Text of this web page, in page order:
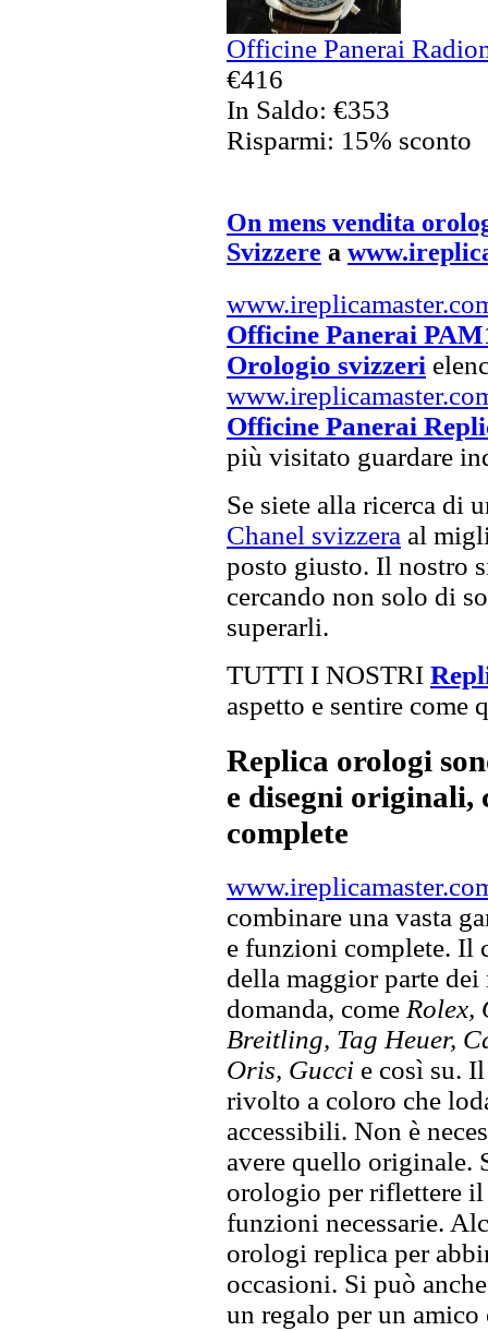
Officine Panerai
€416
In Saldo: €353
Risparmi: 15% sconto
On mens vendita
Svizzere a
Officine Panerai
Orologio svizzeri
Officine Panerai
più visitato guardare
Se siete alla ricerca di
Chanel svizzera al
posto giusto. Il nostro
cercando non solo di
superarli.
TUTTI I NOSTRI
aspetto e sentire
Replica orologi
e disegni originali,
complete
combinare una vasta
e funzioni complete. Il
della maggior parte
domanda, come Rolex,
Breitling, Tag Heuer,
Oris, Gucci e così su.
rivolto a coloro che
accessibili. Non è
avere quello originale.
orologio per riflettere
funzioni necessarie.
orologi replica per
occasioni. Si può
un regalo per un amico